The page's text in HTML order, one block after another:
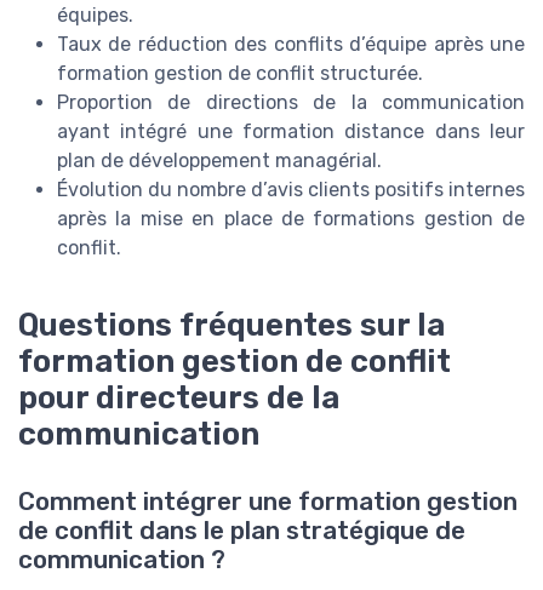
équipes.
Taux de réduction des conflits d’équipe après une
formation gestion de conflit structurée.
Proportion de directions de la communication
ayant intégré une formation distance dans leur
plan de développement managérial.
Évolution du nombre d’avis clients positifs internes
après la mise en place de formations gestion de
conflit.
Questions fréquentes sur la
formation gestion de conflit
pour directeurs de la
communication
Comment intégrer une formation gestion
de conflit dans le plan stratégique de
communication ?